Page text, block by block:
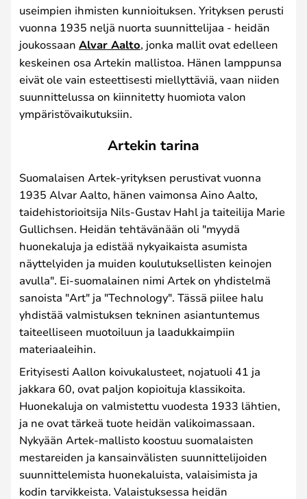
useimpien ihmisten kunnioituksen. Yrityksen perusti
vuonna 1935 neljä nuorta suunnittelijaa - heidän
joukossaan Alvar Aalto, jonka mallit ovat edelleen
keskeinen osa Artekin mallistoa. Hänen lamppunsa
eivät ole vain esteettisesti miellyttäviä, vaan niiden
suunnittelussa on kiinnitetty huomiota valon
ympäristövaikutuksiin.
Artekin tarina
Suomalaisen Artek-yrityksen perustivat vuonna
1935 Alvar Aalto, hänen vaimonsa Aino Aalto,
taidehistorioitsija Nils-Gustav Hahl ja taiteilija Marie
Gullichsen. Heidän tehtävänään oli "myydä
huonekaluja ja edistää nykyaikaista asumista
näyttelyiden ja muiden koulutuksellisten keinojen
avulla". Ei-suomalainen nimi Artek on yhdistelmä
sanoista "Art" ja "Technology". Tässä piilee halu
yhdistää valmistuksen tekninen asiantuntemus
taiteelliseen muotoiluun ja laadukkaimpiin
materiaaleihin.
Erityisesti Aallon koivukalusteet, nojatuoli 41 ja
jakkara 60, ovat paljon kopioituja klassikoita.
Huonekaluja on valmistettu vuodesta 1933 lähtien,
ja ne ovat tärkeä tuote heidän valikoimassaan.
Nykyään Artek-mallisto koostuu suomalaisten
mestareiden ja kansainvälisten suunnittelijoiden
suunnittelemista huonekaluista, valaisimista ja
kodin tarvikkeista. Valaistuksessa heidän